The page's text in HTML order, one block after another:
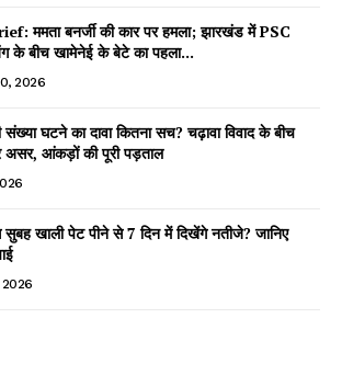
Share
Latest News on AIN
NEWS 1 App
ममता बनर्जी की कार पर हमला; झारखंड में PSC
जंग के बीच खामेनेई के बेटे का पहला...
2026
घटने का दावा कितना सच? चढ़ावा विवाद के बीच
असर, आंकड़ों की पूरी पड़ताल
खाली पेट पीने से 7 दिन में दिखेंगे नतीजे? जानिए